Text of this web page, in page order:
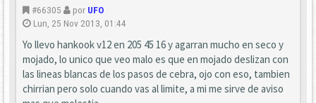
#66305 por UFO
Lun, 25 Nov 2013, 01:44
Yo llevo hankook v12 en 205 45 16 y agarran mucho en seco y
mojado, lo unico que veo malo es que en mojado deslizan con
las lineas blancas de los pasos de cebra, ojo con eso, tambien
chirrian pero solo cuando vas al limite, a mi me sirve de aviso